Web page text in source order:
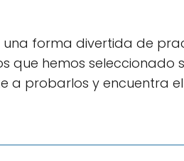
una forma divertida de
que hemos
a probarlos y encuentra